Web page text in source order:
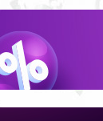
Гарантия и возврат